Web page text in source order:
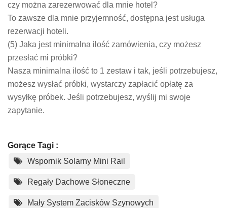
czy można zarezerwować dla mnie hotel?
To zawsze dla mnie przyjemność, dostępna jest usługa
rezerwacji hoteli.
(5) Jaka jest minimalna ilość zamówienia, czy możesz
przesłać mi próbki?
Nasza minimalna ilość to 1 zestaw i tak, jeśli potrzebujesz,
możesz wysłać próbki, wystarczy zapłacić opłatę za
wysyłkę próbek. Jeśli potrzebujesz, wyślij mi swoje
zapytanie.
Gorące Tagi :
Wspornik Solarny Mini Rail
Regały Dachowe Słoneczne
Mały System Zacisków Szynowych